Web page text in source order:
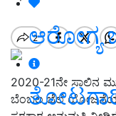
ಆರೋಗ್ಯ
2020-21ನೇ ಸಾಲಿನ
ಬೆಂಬಲ ಬೆಲೆ ಯೋಜನೆಯಡಿ